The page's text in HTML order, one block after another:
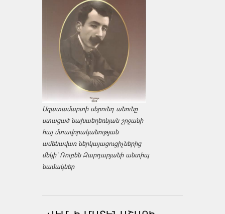
Ազատամարտի սերունդ անունը
ստացած նախաեղեռնյան շրջանի
հայ մտավորականության
ամենավառ ներկայացուցիչներից
մեկի՝ Ռուբեն Զարդարյանի անտիպ
նամակներ